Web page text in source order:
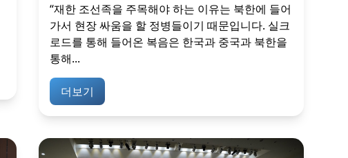
“재한 조선족을 주목해야 하는 이유는 북한에 들어
가서 현장 싸움을 할 정병들이기 때문입니다. 실크
로드를 통해 들어온 복음은 한국과 중국과 북한을
통해...
더보기